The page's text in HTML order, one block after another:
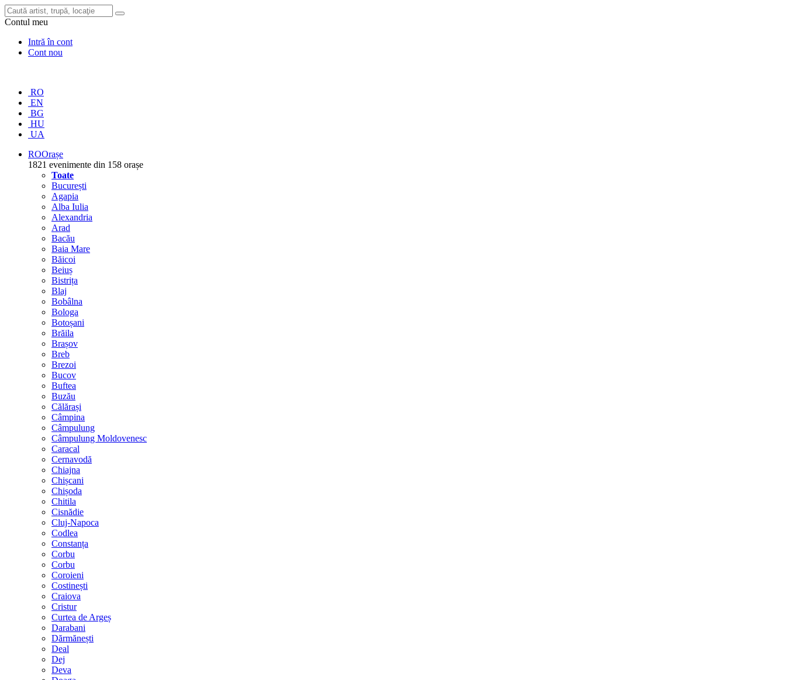
Contul meu
Intră în cont
Cont nou
RO
EN
BG
HU
UA
ROOrașe
1821 evenimente din 158 orașe
Toate
București
Agapia
Alba Iulia
Alexandria
Arad
Bacău
Baia Mare
Băicoi
Beiuș
Bistrița
Blaj
Bobâlna
Bologa
Botoșani
Brăila
Brașov
Breb
Brezoi
Bucov
Buftea
Buzău
Călărași
Câmpina
Câmpulung
Câmpulung Moldovenesc
Caracal
Cernavodă
Chiajna
Chișcani
Chișoda
Chitila
Cisnădie
Cluj-Napoca
Codlea
Constanța
Corbu
Corbu
Coroieni
Costinești
Craiova
Cristur
Curtea de Argeș
Darabani
Dărmănești
Deal
Dej
Deva